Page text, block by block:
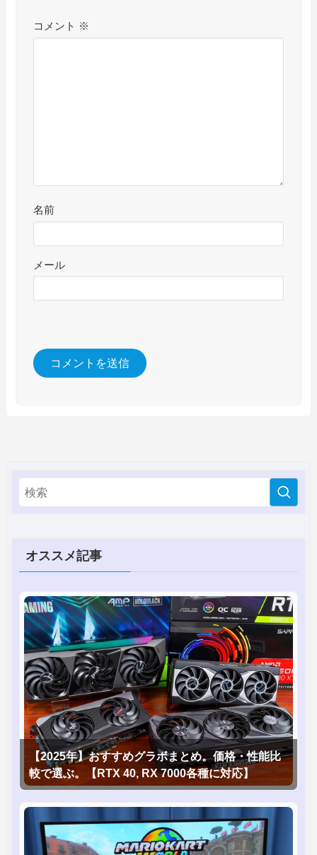
コメント ※
名前
メール
オススメ記事
【2025年】おすすめグラボまとめ。価格・性能比
較で選ぶ。【RTX 40, RX 7000各種に対応】